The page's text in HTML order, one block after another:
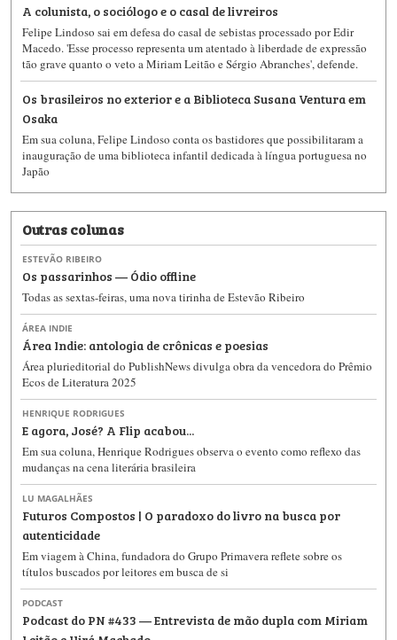
A colunista, o sociólogo e o casal de livreiros
Felipe Lindoso sai em defesa do casal de sebistas processado por Edir
Macedo. 'Esse processo representa um atentado à liberdade de expressão
tão grave quanto o veto a Miriam Leitão e Sérgio Abranches', defende.
Os brasileiros no exterior e a Biblioteca Susana Ventura em
Osaka
Em sua coluna, Felipe Lindoso conta os bastidores que possibilitaram a
inauguração de uma biblioteca infantil dedicada à língua portuguesa no
Japão
Outras colunas
ESTEVÃO RIBEIRO
Os passarinhos — Ódio offline
Todas as sextas-feiras, uma nova tirinha de Estevão Ribeiro
ÁREA INDIE
Área Indie: antologia de crônicas e poesias
Área plurieditorial do PublishNews divulga obra da vencedora do Prêmio
Ecos de Literatura 2025
HENRIQUE RODRIGUES
E agora, José? A Flip acabou...
Em sua coluna, Henrique Rodrigues observa o evento como reflexo das
mudanças na cena literária brasileira
LU MAGALHÃES
Futuros Compostos | O paradoxo do livro na busca por
autenticidade
Em viagem à China, fundadora do Grupo Primavera reflete sobre os
títulos buscados por leitores em busca de si
PODCAST
Podcast do PN #433 — Entrevista de mão dupla com Miriam